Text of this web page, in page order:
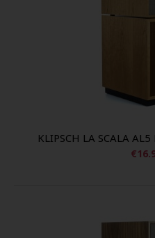
KLIPSCH LA SCALA